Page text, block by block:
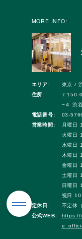
MORE INFO:
エリア:
東京 /
住所:
〒150-
−４ 渋
電話番号:
03-
営業時間:
月曜日
火曜日
水曜日
木曜日
金曜日
土曜日
日曜日
祝日
定休日:
不定休
公式WEB:
https://